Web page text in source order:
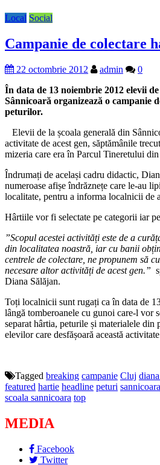
Local Social
Campanie de colectare
22 octombrie 2012 admin
0
În data de 13 noiembrie 2012 elevii
Sânnicoară organizează o campanie
peturilor.
Elevii de la școala generală din
activitate de acest gen, săptămânile
mizeria care era în Parcul Tineretului
Îndrumați de același cadru didactic,
numeroase afișe îndrăznețe care le-au
localitate, pentru a informa localnicii de
Hârtiile vor fi selectate pe categorii iar
”Scopul acestei activități este de a
din localitatea noastră, iar cu banii
centrele de colectare, ne propunem să
necesare altor activități de acest gen.”
Diana Sălăjan.
Toți localnicii sunt rugați ca în data de
lângă tomberoanele cu gunoi care-l vor
separat hârtia, peturile și materialele din
elevilor care desfășoară această
Tagged breaking campanie Cluj
featured hartie headline peturi sannicoara
scoala sannicoara top
MEDIA
Facebook
Twitter